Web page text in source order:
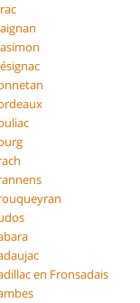
en Fronsadais